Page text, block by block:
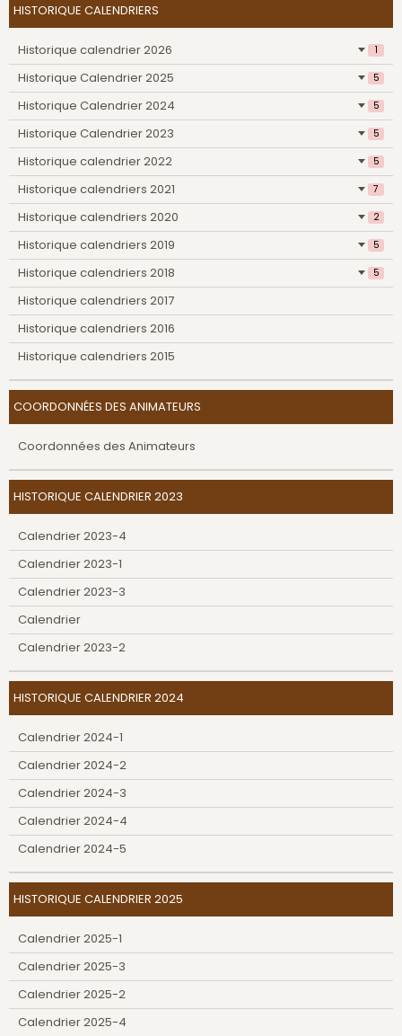
HISTORIQUE CALENDRIERS
Historique calendrier 2026 1
Historique Calendrier 2025 5
Historique Calendrier 2024 5
Historique Calendrier 2023 5
Historique calendrier 2022 5
Historique calendriers 2021 7
Historique calendriers 2020 2
Historique calendriers 2019 5
Historique calendriers 2018 5
Historique calendriers 2017
Historique calendriers 2016
Historique calendriers 2015
COORDONNÉES DES ANIMATEURS
Coordonnées des Animateurs
HISTORIQUE CALENDRIER 2023
Calendrier 2023-4
Calendrier 2023-1
Calendrier 2023-3
Calendrier
Calendrier 2023-2
HISTORIQUE CALENDRIER 2024
Calendrier 2024-1
Calendrier 2024-2
Calendrier 2024-3
Calendrier 2024-4
Calendrier 2024-5
HISTORIQUE CALENDRIER 2025
Calendrier 2025-1
Calendrier 2025-3
Calendrier 2025-2
Calendrier 2025-4